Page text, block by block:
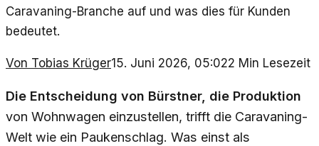
Caravaning-Branche auf und was dies für Kunden
bedeutet.
Von Tobias Krüger15. Juni 2026, 05:022 Min Lesezeit
Die Entscheidung von Bürstner, die Produktion
von Wohnwagen einzustellen, trifft die Caravaning-
Welt wie ein Paukenschlag. Was einst als